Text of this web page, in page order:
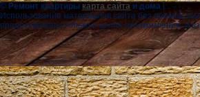
© Ремонт квартиры карта сайта и дома
Использование материалов сайта без прямой
предоставлены только в целях ознакомления, и